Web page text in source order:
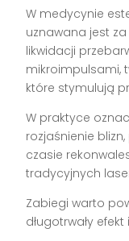
W medycynie
uznawana jest
likwidacji
mikroimpulsami,
które stymulują
W praktyce
rozjaśnienie
czasie
tradycyjnych
Zabiegi warto
długotrwały